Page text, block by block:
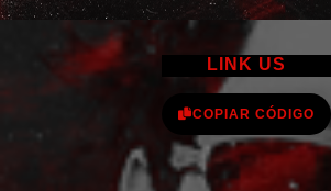
LINK US
COPIAR CÓDIGO